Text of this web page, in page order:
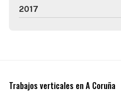
2017
Trabajos verticales en A Coruña